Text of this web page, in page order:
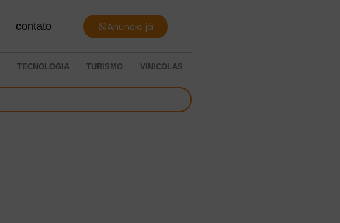
contato Anuncie já
TECNOLOGIA TURISMO VINÍCOLAS